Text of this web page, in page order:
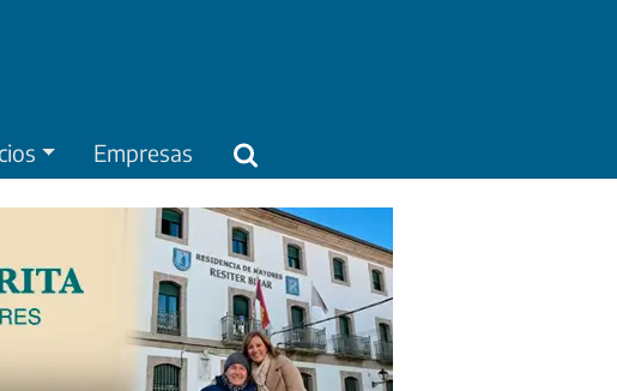
Empresas